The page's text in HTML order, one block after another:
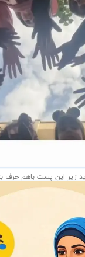
زیر این پست باهم حرف